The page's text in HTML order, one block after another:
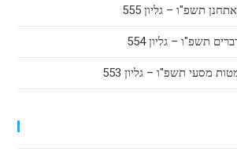
תשפ"ו – גליון 555
תשפ"ו – גליון 554
מסעי תשפ"ו – גליון 553